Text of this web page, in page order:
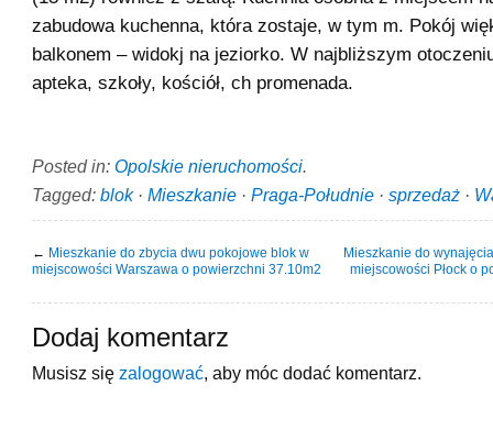
zabudowa kuchenna, która zostaje, w tym m. Pokój
balkonem – widokj na jeziorko. W najbliższym
apteka, szkoły, kościół, ch promenada.
Posted in: Opolskie nieruchomości.
Tagged: blok· Mieszkanie · Praga-Południe · sprzedaż ·
← Mieszkanie do zbycia dwu pokojowe blok w
miejscowości Warszawa o powierzchni 37.10m2
Mieszkanie do
miejscowości Płock o
Dodaj komentarz
Musisz się zalogować , aby móc dodać komentarz.